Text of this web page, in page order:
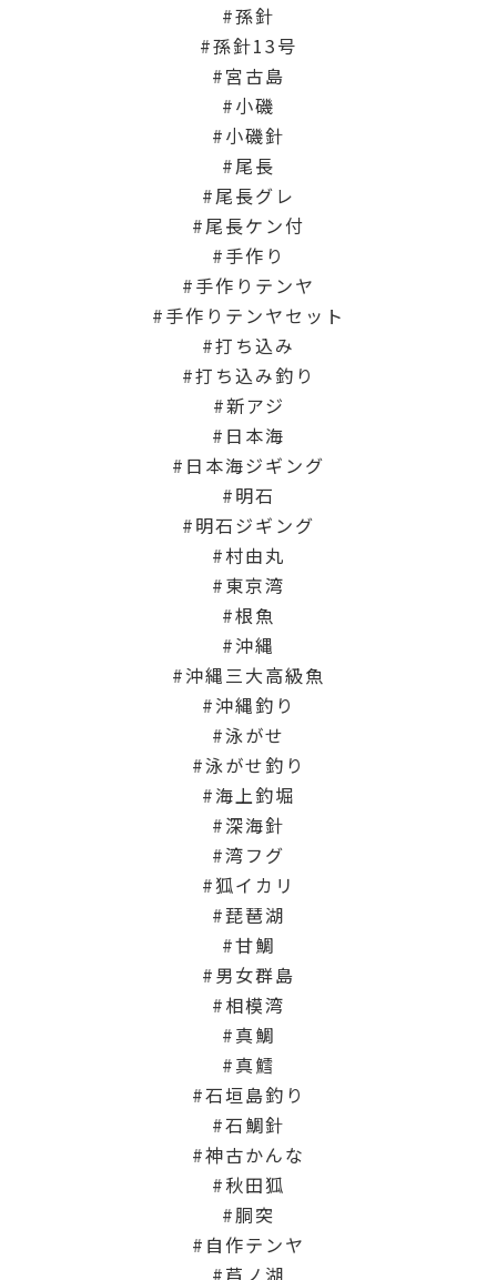
孫針
孫針13号
宮古島
小磯
小磯針
尾長
尾長グレ
尾長ケン付
手作り
手作りテンヤ
手作りテンヤセット
打ち込み
打ち込み釣り
新アジ
日本海
日本海ジギング
明石
明石ジギング
村由丸
東京湾
根魚
沖縄
沖縄三大高級魚
沖縄釣り
泳がせ
泳がせ釣り
海上釣堀
深海針
湾フグ
狐イカリ
琵琶湖
甘鯛
男女群島
相模湾
真鯛
真鱈
石垣島釣り
石鯛針
神古かんな
秋田狐
胴突
自作テンヤ
芦ノ湖